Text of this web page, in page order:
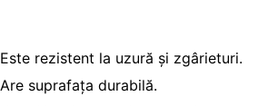
Este rezistent la uzură și zgârieturi.
Are suprafața durabilă.